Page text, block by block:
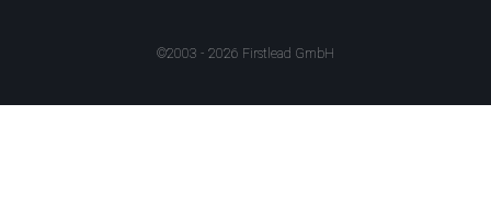
©2003 - 2026 Firstlead GmbH